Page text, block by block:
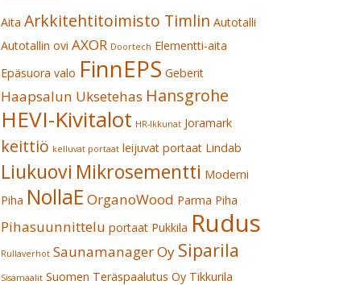
Aita Arkkitehtitoimisto Timlin Autotalli
Autotallin ovi AXOR Doortech Elementti-aita
Epäsuora valo FinnEPS Geberit
Haapsalun Uksetehas Hansgrohe
HEVI-Kivitalot HR-Ikkunat Joramark
keittiö kelluvat portaat leijuvat portaat Lindab
Liukuovi Mikrosementti Moderni
Piha NollaE OrganoWood Parma Piha
Pihasuunnittelu portaat Pukkila Rudus
Rullaverhot Saunamanager Oy Siparila
Sisämaalit Suomen Teräspaalutus Oy Tikkurila